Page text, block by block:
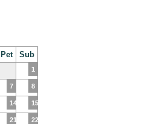
Pet Sub
1
7 8
14 15
21 22